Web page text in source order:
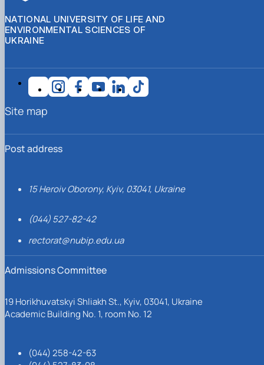
NATIONAL UNIVERSITY OF LIFE AND
ENVIRONMENTAL SCIENCES OF
UKRAINE
Post address
15 Heroiv Oborony, Kyiv, 03041, Ukraine
(044) 527-82-42
rectorat@nubip.edu.ua
Admissions Committee
19 Horikhuvatskyi Shliakh St., Kyiv, 03041, Ukraine
Academic Building No. 1, room No. 12
(044) 258-42-63
Site map